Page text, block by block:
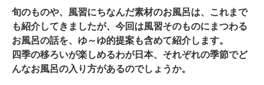
旬のものや、風習にちなんだ素材のお風呂は、これまで
も紹介してきましたが、今回は風習そのものにまつわる
お風呂の話を、ゆ～ゆ的提案も含めて紹介します。
四季の移ろいが楽しめるわが日本、それぞれの季節でど
んなお風呂の入り方があるのでしょうか。